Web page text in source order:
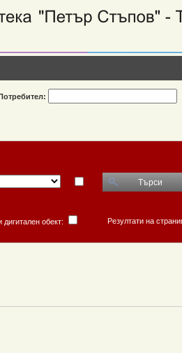
Търси
обект: Резултати на